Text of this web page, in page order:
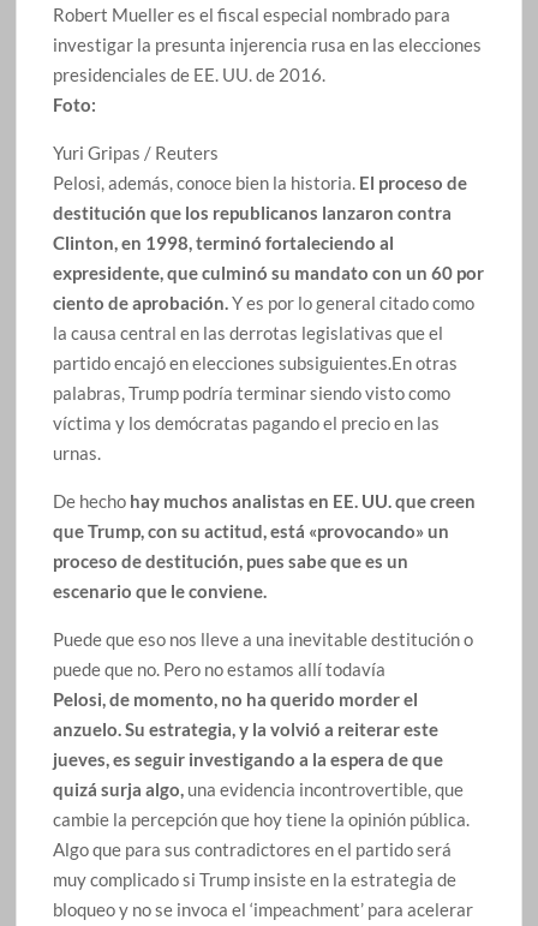
Robert Mueller es el fiscal especial nombrado para
investigar la presunta injerencia rusa en las elecciones
presidenciales de EE. UU. de 2016.
Foto:
Yuri Gripas / Reuters
Pelosi, además, conoce bien la historia. El proceso de
destitución que los republicanos lanzaron contra
Clinton, en 1998, terminó fortaleciendo al
expresidente, que culminó su mandato con un 60 por
ciento de aprobación.Y es por lo general citado como
la causa central en las derrotas legislativas que el
partido encajó en elecciones subsiguientes.En otras
palabras, Trump podría terminar siendo visto como
víctima y los demócratas pagando el precio en las
urnas.
De hecho hay muchos analistas en EE. UU. que creen
que Trump, con su actitud, está «provocando» un
proceso de destitución, pues sabe que es un
escenario que le conviene.
Puede que eso nos lleve a una inevitable destitución o
puede que no. Pero no estamos allí todavía
Pelosi, de momento, no ha querido morder el
anzuelo. Su estrategia, y la volvió a reiterar este
jueves, es seguir investigando a la espera de que
quizá surja algo, una evidencia incontrovertible, que
cambie la percepción que hoy tiene la opinión pública.
Algo que para sus contradictores en el partido será
muy complicado si Trump insiste en la estrategia de
bloqueo y no se invoca el ‘impeachment’ para acelerar